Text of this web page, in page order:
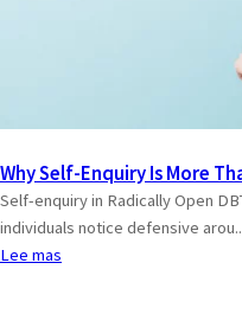
Why Self-Enquiry Is More
Self-enquiry in Radically Open
individuals notice defensive
Lee mas